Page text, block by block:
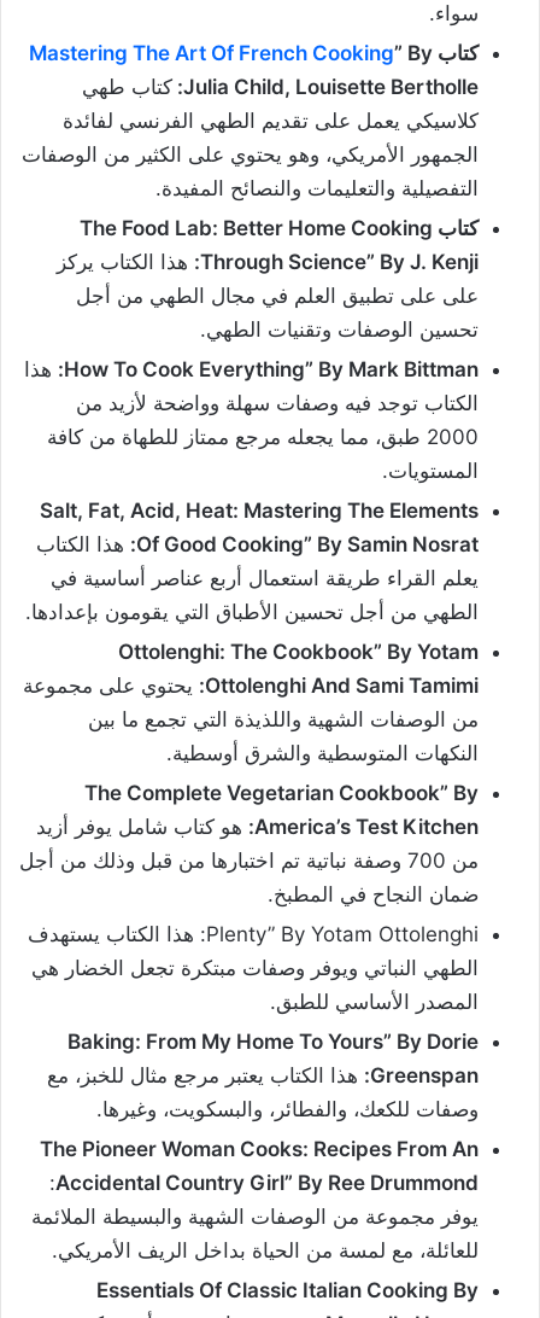
سواء.
كتاب
Mastering The Art Of French Cooking” By
Julia Child, Louisette Bertholle: كتاب طهي
كلاسيكي يعمل على تقديم الطهي الفرنسي لفائدة
الجمهور الأمريكي، وهو يحتوي على الكثير من الوصفات
التفصيلية والتعليمات والنصائح المفيدة.
كتاب The Food Lab: Better Home Cooking
Through Science” By J. Kenji: هذا الكتاب يركز
على على تطبيق العلم في مجال الطهي من أجل
تحسين الوصفات وتقنيات الطهي.
How To Cook Everything” By Mark Bittman: هذا
الكتاب توجد فيه وصفات سهلة وواضحة لأزيد من
2000 طبق، مما يجعله مرجع ممتاز للطهاة من كافة
المستويات.
Salt, Fat, Acid, Heat: Mastering The Elements
Of Good Cooking” By Samin Nosrat: هذا الكتاب
يعلم القراء طريقة استعمال أربع عناصر أساسية في
الطهي من أجل تحسين الأطباق التي يقومون بإعدادها.
Ottolenghi: The Cookbook” By Yotam
Ottolenghi And Sami Tamimi: يحتوي على مجموعة
من الوصفات الشهية واللذيذة التي تجمع ما بين
النكهات المتوسطية والشرق أوسطية.
The Complete Vegetarian Cookbook” By
America’s Test Kitchen: هو كتاب شامل يوفر أزيد
من 700 وصفة نباتية تم اختبارها من قبل وذلك من أجل
ضمان النجاح في المطبخ.
Plenty” By Yotam Ottolenghi: هذا الكتاب يستهدف
الطهي النباتي ويوفر وصفات مبتكرة تجعل الخضار هي
المصدر الأساسي للطبق.
Baking: From My Home To Yours” By Dorie
Greenspan: هذا الكتاب يعتبر مرجع مثال للخبز، مع
وصفات للكعك، والفطائر، والبسكويت، وغيرها.
The Pioneer Woman Cooks: Recipes From An
Accidental Country Girl” By Ree Drummond
:
يوفر مجموعة من الوصفات الشهية والبسيطة الملائمة
للعائلة، مع لمسة من الحياة بداخل الريف الأمريكي.
Essentials Of Classic Italian Cooking By